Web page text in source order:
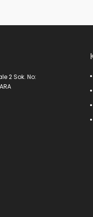
2 Sok. No: